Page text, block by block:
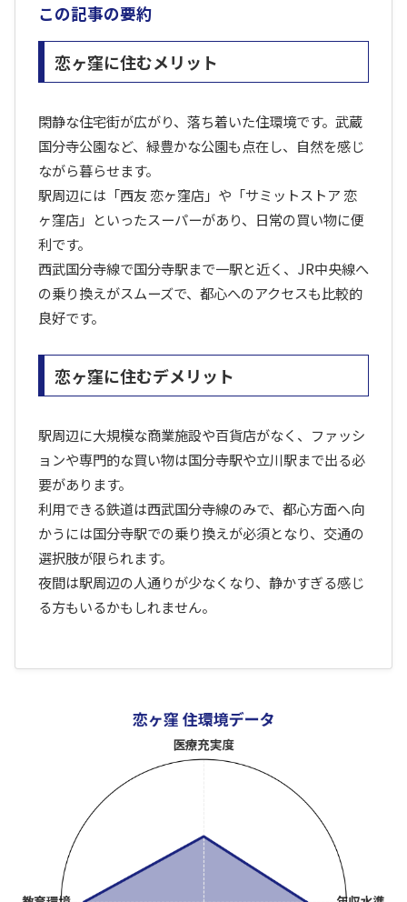
この記事の要約
恋ヶ窪に住むメリット
閑静な住宅街が広がり、落ち着いた住環境です。武蔵
国分寺公園など、緑豊かな公園も点在し、自然を感じ
ながら暮らせます。
駅周辺には「西友 恋ヶ窪店」や「サミットストア 恋
ヶ窪店」といったスーパーがあり、日常の買い物に便
利です。
西武国分寺線で国分寺駅まで一駅と近く、JR中央線へ
の乗り換えがスムーズで、都心へのアクセスも比較的
良好です。
恋ヶ窪に住むデメリット
駅周辺に大規模な商業施設や百貨店がなく、ファッシ
ョンや専門的な買い物は国分寺駅や立川駅まで出る必
要があります。
利用できる鉄道は西武国分寺線のみで、都心方面へ向
かうには国分寺駅での乗り換えが必須となり、交通の
選択肢が限られます。
夜間は駅周辺の人通りが少なくなり、静かすぎる感じ
る方もいるかもしれません。